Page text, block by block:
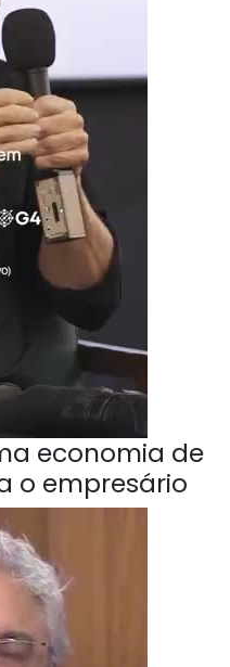
economia de
o empresário